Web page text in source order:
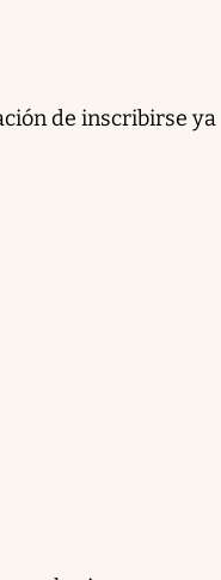
de inscribirse ya